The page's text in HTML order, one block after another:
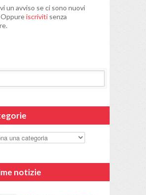
un avviso se ci sono nuovi
iscriviti senza
notizie